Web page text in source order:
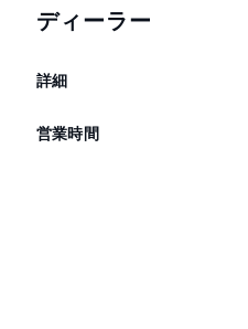
ディーラー
詳細
営業時間